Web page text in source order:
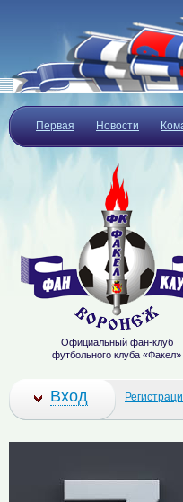
Первая Новости
Официальный фан-клуб
футбольного клуба «Факел»
Вход